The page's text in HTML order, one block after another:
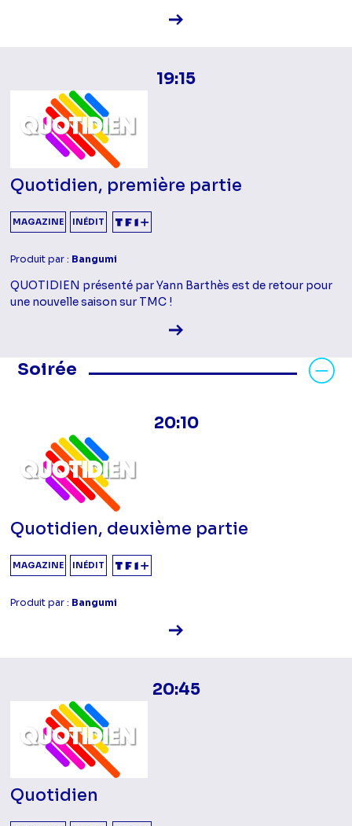
Voir la fiche diffusion
19:15
Quotidien, première partie
MAGAZINE INÉDIT
Produit par : Bangumi
QUOTIDIEN présenté par Yann Barthès est de retour pour
une nouvelle saison sur TMC !
Voir la fiche diffusion
Soirée
Masquer les programmes Soirée
20:10
Quotidien, deuxième partie
MAGAZINE INÉDIT
Produit par : Bangumi
Voir la fiche diffusion
20:45
Quotidien